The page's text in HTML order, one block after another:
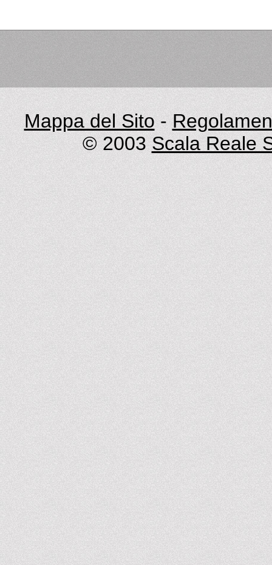
Mappa del Sito -
© 2003 Scala Reale